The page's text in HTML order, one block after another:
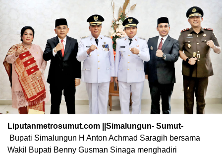
Liputanmetrosumut.com ||Simalungun- Sumut-
Bupati Simalungun H Anton Achmad Saragih bersama
Wakil Bupati Benny Gusman Sinaga menghadiri